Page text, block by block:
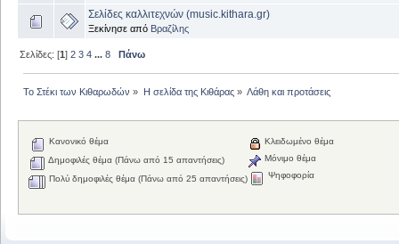
Σελίδες καλλιτεχνών (music.kithara.gr)
Ξεκίνησε από Βραζίλης
Σελίδες: [1]2 3 4 ...8 Πάνω
Το Στέκι των Κιθαρωδών » Η σελίδα της Κιθάρας» Λάθη και προτάσεις
Κανονικό θέμα
Δημοφιλές θέμα (Πάνω από 15 απαντήσεις)
Πολύ δημοφιλές θέμα (Πάνω από 25 απαντήσεις)
Κλειδωμένο θέμα
Μόνιμο θέμα
Ψηφοφορία